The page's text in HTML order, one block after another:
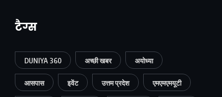
टैग्स
DUNIYA 360 अच्छी खबर अयोध्या
आसपास इवेंट उत्तम प्रदेश एमएमएमयूटी